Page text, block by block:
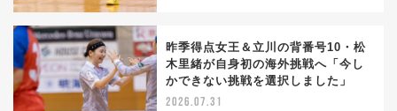
昨季得点女王＆立川の背番号10・松
木里緒が自身初の海外挑戦へ「今し
かできない挑戦を選択しました」
2026.07.31